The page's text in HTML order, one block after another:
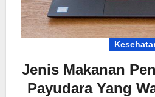
Jenis Makanan
Payudara Yang